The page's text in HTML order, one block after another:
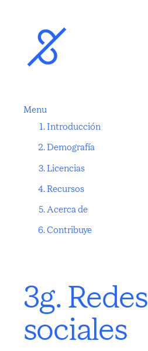
Menu
Introducción
Demografía
Licencias
Recursos
Acerca de
Contribuye
3g. Redes
sociales